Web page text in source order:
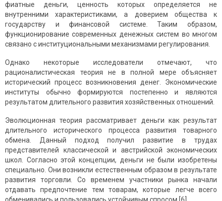
фиатные деньги, ценность которых определяется не
внутренними характеристиками, а доверием общества к
государству и финансовой системе. Таким образом,
функционирование современных денежных систем во многом
связано с институциональными механизмами регулирования.
Однако некоторые исследователи отмечают, что
рационалистическая теория не в полной мере объясняет
исторический процесс возникновения денег. Экономические
институты обычно формируются постепенно и являются
результатом длительного развития хозяйственных отношений.
Эволюционная теория рассматривает деньги как результат
длительного исторического процесса развития товарного
обмена. Данный подход получил развитие в трудах
представителей классической и австрийской экономических
школ. Согласно этой концепции, деньги не были изобретены
специально. Они возникли естественным образом в результате
развития торговли. Со временем участники рынка начали
отдавать предпочтение тем товарам, которые легче всего